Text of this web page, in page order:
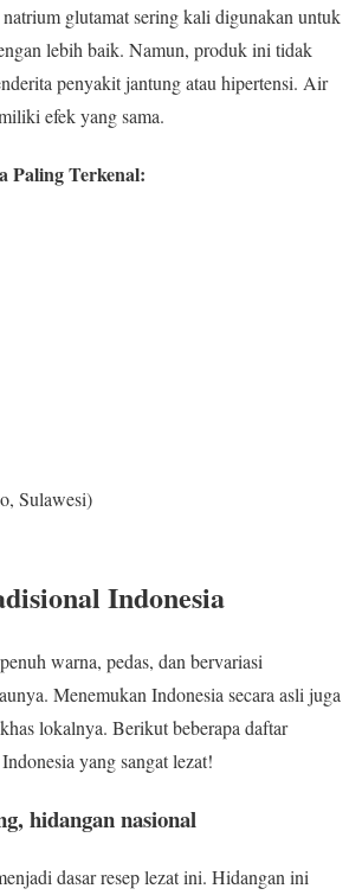
glutamat sering kali digunakan untuk
lebih baik. Namun, produk ini tidak
penyakit jantung atau hipertensi. Air
efek yang sama.
Paling Terkenal:
Sulawesi)
Indonesia
warna, pedas, dan bervariasi
Menemukan Indonesia secara asli juga
lokalnya. Berikut beberapa daftar
yang sangat lezat!
hidangan nasional
dasar resep lezat ini. Hidangan ini